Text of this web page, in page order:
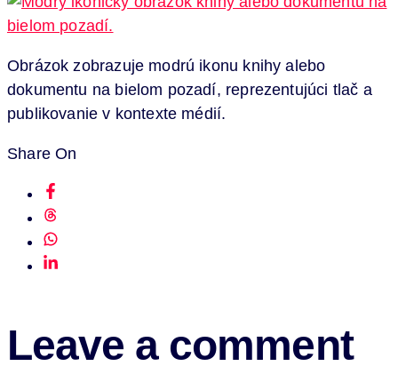
Obrázok zobrazuje modrú ikonu knihy alebo
dokumentu na bielom pozadí, reprezentujúci tlač a
publikovanie v kontexte médií.
Share On
Leave a comment